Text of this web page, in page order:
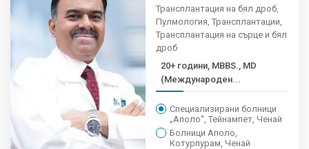
Трансплантация на бял дроб,
Пулмология, Трансплантации,
Трансплантация на сърце и бял
дроб
20+ години, MBBS., MD
(Международен...
Специализирани болници
„Аполо“, Тейнампет, Ченай
Болници Аполо,
Котурпурам, Ченай